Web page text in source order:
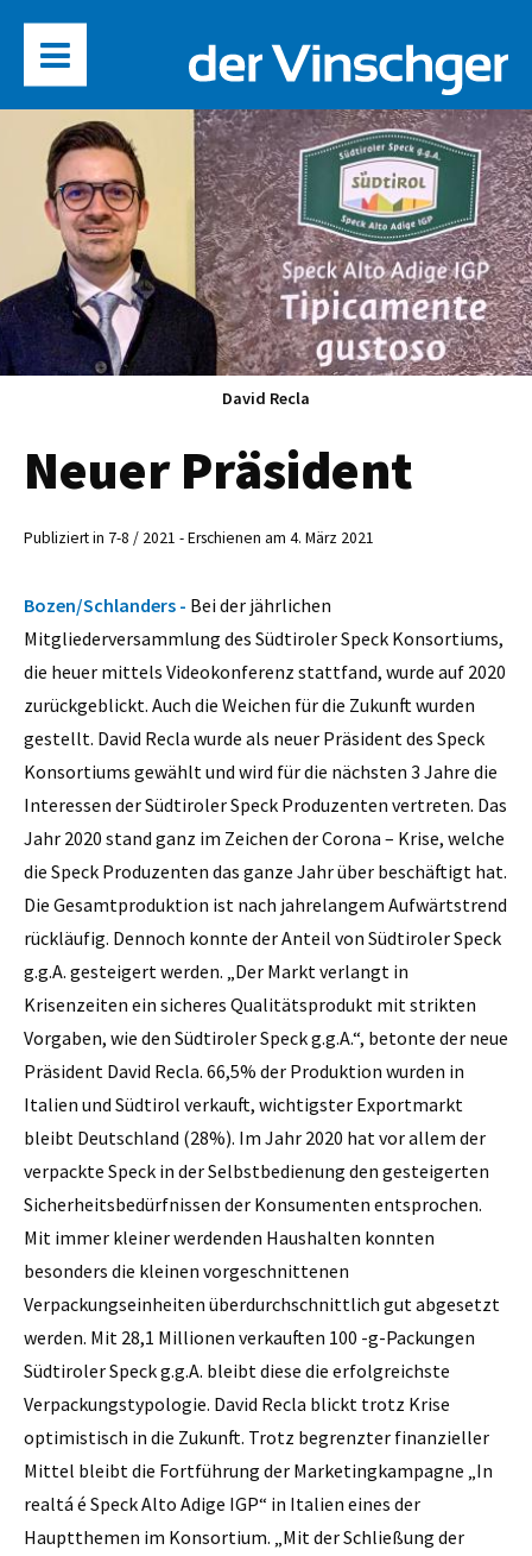
David Recla
Neuer Präsident
Publiziert in 7-8 / 2021 - Erschienen am 4. März 2021
Bozen/Schlanders - Bei der jährlichen
Mitgliederversammlung des Südtiroler Speck Konsortiums,
die heuer mittels Videokonferenz stattfand, wurde auf 2020
zurückgeblickt. Auch die Weichen für die Zukunft wurden
gestellt. David Recla wurde als neuer Präsident des Speck
Konsortiums gewählt und wird für die nächsten 3 Jahre die
Interessen der Südtiroler Speck Produzenten vertreten. Das
Jahr 2020 stand ganz im Zeichen der Corona – Krise, welche
die Speck Produzenten das ganze Jahr über beschäftigt hat.
Die Gesamtproduktion ist nach jahrelangem Aufwärtstrend
rückläufig. Dennoch konnte der Anteil von Südtiroler Speck
g.g.A. gesteigert werden. „Der Markt verlangt in
Krisenzeiten ein sicheres Qualitätsprodukt mit strikten
Vorgaben, wie den Südtiroler Speck g.g.A.“, betonte der neue
Präsident David Recla. 66,5% der Produktion wurden in
Italien und Südtirol verkauft, wichtigster Exportmarkt
bleibt Deutschland (28%). Im Jahr 2020 hat vor allem der
verpackte Speck in der Selbstbedienung den gesteigerten
Sicherheitsbedürfnissen der Konsumenten entsprochen.
Mit immer kleiner werdenden Haushalten konnten
besonders die kleinen vorgeschnittenen
Verpackungseinheiten überdurchschnittlich gut abgesetzt
werden. Mit 28,1 Millionen verkauften 100 -g-Packungen
Südtiroler Speck g.g.A. bleibt diese die erfolgreichste
Verpackungstypologie. David Recla blickt trotz Krise
optimistisch in die Zukunft. Trotz begrenzter finanzieller
Mittel bleibt die Fortführung der Marketingkampagne „In
realtá é Speck Alto Adige IGP“ in Italien eines der
Hauptthemen im Konsortium. „Mit der Schließung der